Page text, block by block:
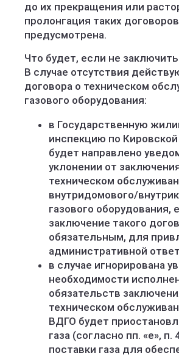
до их прекращения или
пролонгация таких
предусмотрена.
Что будет, если не
В случае отсутствия
договора о техническом
газового оборудования:
в Государственную
инспекцию по
будет направлено
уклонении от
техническом
внутридомового/
газового оборудования,
заключение такого
обязательным, для
административной
в случае игнорирована
необходимости
обязательств
техническом
ВДГО будет
газа (согласно пп. «е», п.
поставки газа для